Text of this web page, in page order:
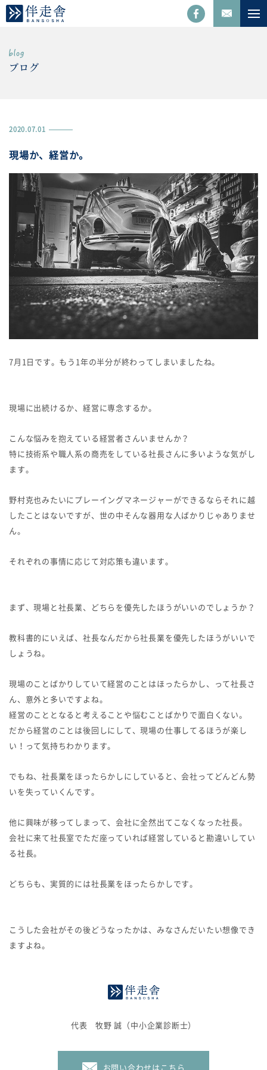
ブログ
2020.07.01
現場か、経営か。
7月1日です。もう1年の半分が終わってしまいましたね。
現場に出続けるか、経営に専念するか。
こんな悩みを抱えている経営者さんいませんか？
特に技術系や職人系の商売をしている社長さんに多いような気がし
ます。
野村克也みたいにプレーイングマネージャーができるならそれに越
したことはないですが、世の中そんな器用な人ばかりじゃありませ
ん。
それぞれの事情に応じて対応策も違います。
まず、現場と社長業、どちらを優先したほうがいいのでしょうか？
教科書的にいえば、社長なんだから社長業を優先したほうがいいで
しょうね。
現場のことばかりしていて経営のことはほったらかし、って社長さ
ん、意外と多いですよね。
経営のこととなると考えることや悩むことばかりで面白くない。
だから経営のことは後回しにして、現場の仕事してるほうが楽し
い！って気持ちわかります。
でもね、社長業をほったらかしにしていると、会社ってどんどん勢
いを失っていくんです。
他に興味が移ってしまって、会社に全然出てこなくなった社長。
会社に来て社長室でただ座っていれば経営していると勘違いしてい
る社長。
どちらも、実質的には社長業をほったらかしです。
こうした会社がその後どうなったかは、みなさんだいたい想像でき
ますよね。
代表 牧野 誠（中小企業診断士）
お問い合わせはこちら